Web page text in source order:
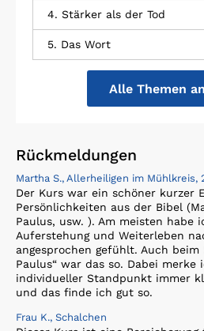
4. Stärker als der Tod
5. Das Wort
Alle Themen
Rückmeldungen
Martha S., Allerheiligen im Mühlkreis,
Der Kurs war ein schöner kurzer
Persönlichkeiten aus der Bibel
Paulus, usw. ). Am meisten habe
Auferstehung und Weiterleben
angesprochen gefühlt. Auch beim
Paulus“ war das so. Dabei merke
individueller Standpunkt immer
und das finde ich gut so.
Frau K., Schalchen